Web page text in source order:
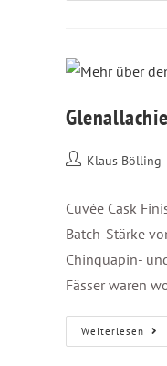
Klaus Bölling
Cuvée Cask
Batch-Stärke
Chinquapin-
Fässer waren
Weiterlesen